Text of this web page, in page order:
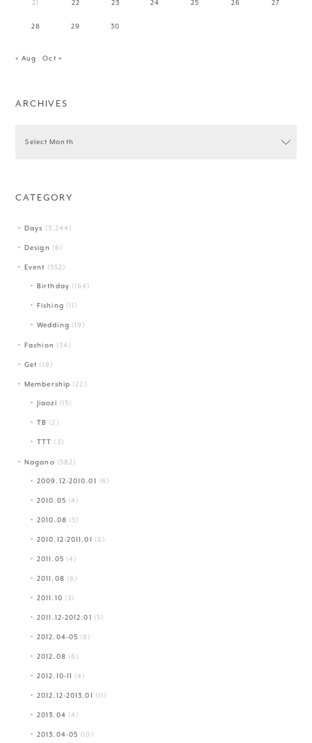
21 22 23 24 25 26 27
28 29 30
« Aug Oct »
ARCHIVES
CATEGORY
Days (3,244)
Design (6)
Event (552)
Birthday (164)
Fishing (11)
Wedding (19)
Fashion (34)
Get (18)
Membership (22)
Jiaozi (15)
TB (2)
TTT (3)
Nagano (582)
2009.12-2010.01 (6)
2010.05 (4)
2010.08 (5)
2010.12-2011.01 (6)
2011.05 (4)
2011.08 (6)
2011.10 (3)
2011.12-2012.01 (5)
2012.04-05 (8)
2012.08 (6)
2012.10-11 (4)
2012.12-2013.01 (11)
2013.04 (4)
2013.04-05 (10)